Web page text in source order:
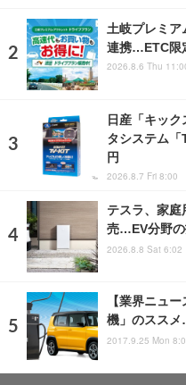
土岐プレミア
連携…ETC限
2026.8.6 Thu
日産「キッ
タシステム
円
2026.8.7 Fri 8:00
テスラ、家
売…EV分野
2026.8.8 Sat 6:02
【業界ニュ
機」のススメ
2017.9.25 Mon